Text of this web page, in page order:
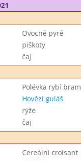
Ovocné pyré
piškoty
čaj
Polévka rybí
Hovězí guláš
rýže
čaj
Cereální croisant